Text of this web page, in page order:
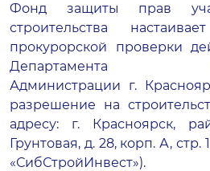
Фонд защиты прав
строительства
прокурорской проверки
Департамента
Администрации г.
разрешение на
адресу: г. Красноярск,
Грунтовая, д. 28, корп. А,
«СибСтройИнвест»).